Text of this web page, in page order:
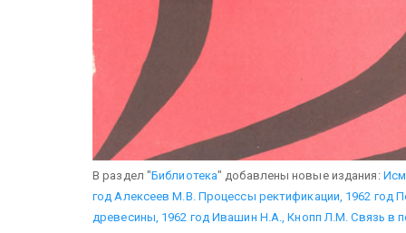
В раздел "Библиотека" добавлены новые издания:
год Алексеев М.В. Процессы ректификации, 1962 год
древесины, 1962 год Ивашин Н.А., Кнопп Л.М. Связь в